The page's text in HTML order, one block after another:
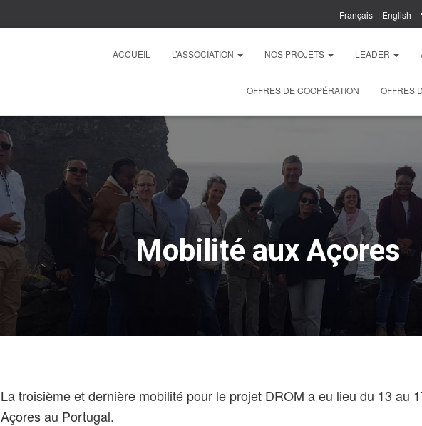
Français English
ACCUEIL L’ASSOCIATION NOS PROJETS LEADER
OFFRES DE COOPÉRATION OFFRES
Mobilité aux Açores
La troisième et dernière mobilité pour le projet DROM a eu lieu du 13 au
Açores au Portugal.